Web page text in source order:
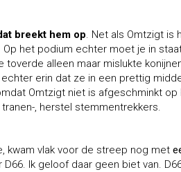
breekt hem op. Net als Omtzigt is
het podium echter moet je in
toverde alleen maar mislukte
erin dat ze in een prettig
Omtzigt niet is afgeschminkt
, herstel stemmentrekkers.
kwam vlak voor de streep nog met
D66. Ik geloof daar geen biet van.